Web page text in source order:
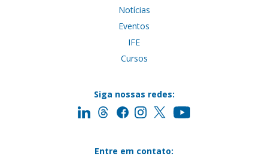
Notícias
Eventos
IFE
Cursos
Siga nossas redes:
Entre em contato: